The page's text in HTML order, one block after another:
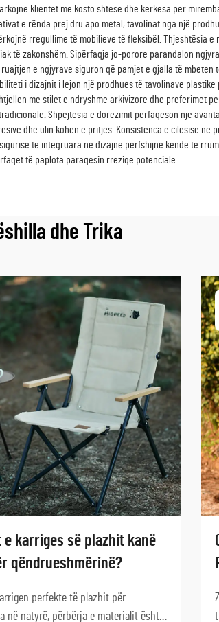
klientët me kosto shtesë dhe kërkesa për
e rënda prej dru apo metal, tavolinat nga një
rregullime të mobilieve të fleksibël. Thjeshtësia
të zakonshëm. Sipërfaqja jo-porore parandalon
e ngjyrave siguron që pamjet e gjalla të
i dizajnit i lejon një prodhues të tavolinave
me stilet e ndryshme arkivizore dhe preferimet
Shpejtësia e dorëzimit përfaqëson një
dhe ulin kohën e pritjes. Konsistenca e cilësisë
të integruara në dizajne përfshijnë kënde të
të paplota paraqesin rreziqe potenciale.
dhe Trika
e karriges së plazhit kanë
qëndrueshmërinë?
perfekte të plazhit për
në natyrë, përbërja e materialit është